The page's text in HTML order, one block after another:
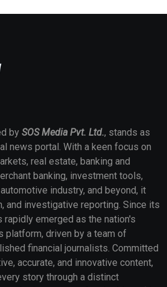
by SOS Media Pvt. Ltd., stands as
news portal. With a keen focus on
real estate, banking and
banking, investment tools,
industry, and beyond, it
and investigative reporting. Since its
rapidly emerged as the nation's
platform, driven by a team of
financial journalists. Committed
accurate, and innovative content,
story through a distinct